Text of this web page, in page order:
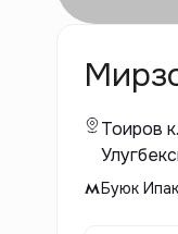
Тоиров
Буюк